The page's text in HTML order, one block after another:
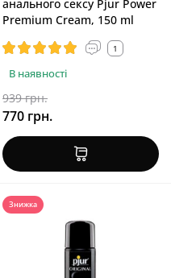
анального сексу Pjur Power
Premium Cream, 150 ml
1
В наявності
939 грн.
770 грн.
Знижка